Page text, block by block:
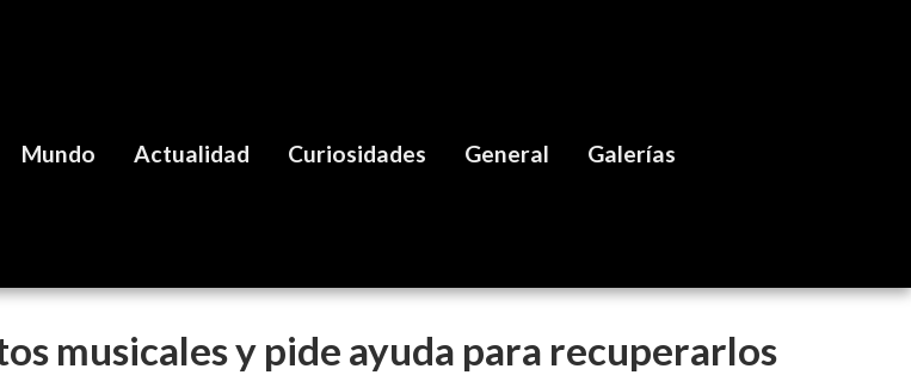
Mundo Actualidad Curiosidades General Galerías
musicales y pide ayuda para recuperarlos